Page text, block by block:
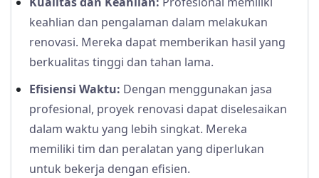
keahlian dan pengalaman dalam melakukan
renovasi. Mereka dapat memberikan hasil yang
berkualitas tinggi dan tahan lama.
Efisiensi Waktu: Dengan menggunakan jasa
profesional, proyek renovasi dapat diselesaikan
dalam waktu yang lebih singkat. Mereka
memiliki tim dan peralatan yang diperlukan
untuk bekerja dengan efisien.